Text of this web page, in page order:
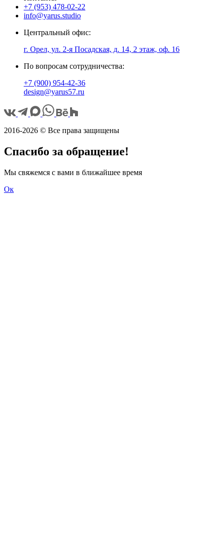
+7 (953) 478-02-22
info@yarus.studio
Центральный офис:
г. Орел, ул. 2-я Посадская, д. 14, 2 этаж, оф. 16
По вопросам сотрудничества:
+7 (900) 954-42-36
design@yarus57.ru
2016-2026 © Все права защищены
Спасибо за обращение!
Мы свяжемся с вами в ближайшее время
Ок